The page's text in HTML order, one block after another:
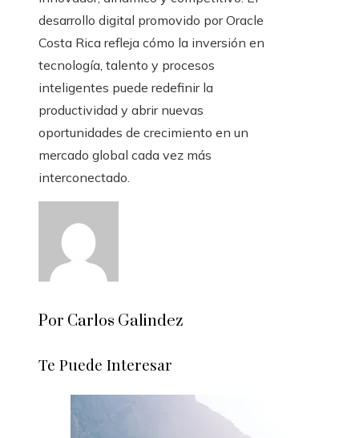
desarrollo digital promovido por Oracle
Costa Rica refleja cómo la inversión en
tecnología, talento y procesos
inteligentes puede redefinir la
productividad y abrir nuevas
oportunidades de crecimiento en un
mercado global cada vez más
interconectado.
Por Carlos Galindez
Te Puede Interesar